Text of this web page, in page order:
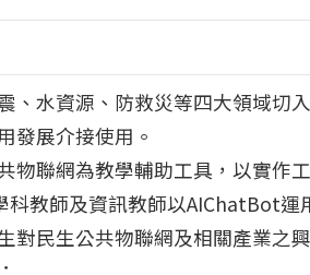
、水資源、防救災等四大領域切
發展介接使用。
物聯網為教學輔助工具，以實作
教師及資訊教師以AIChatBot運
對民生公共物聯網及相關產業之